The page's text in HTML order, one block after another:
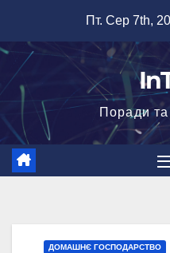
вмісту
Пт. Сер 7th,
Поради та
ДОМАШНЄ ГОСПОДАРСТВО